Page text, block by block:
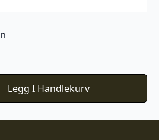
Legg I Handlekurv